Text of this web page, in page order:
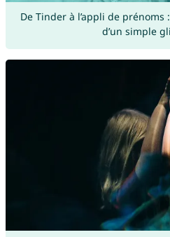
De Tinder à l’appli de
d’un simple